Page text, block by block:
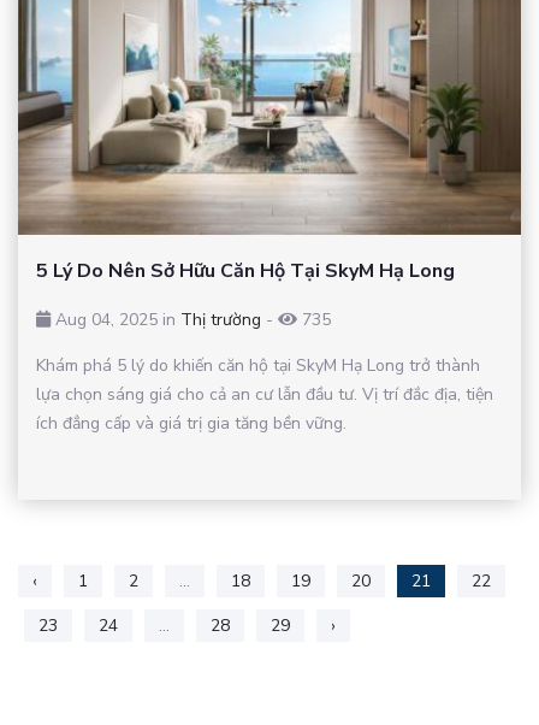
5 Lý Do Nên Sở Hữu Căn Hộ Tại SkyM Hạ Long
Aug 04, 2025 in Thị trường -
735
Khám phá 5 lý do khiến căn hộ tại SkyM Hạ Long trở thành
lựa chọn sáng giá cho cả an cư lẫn đầu tư. Vị trí đắc địa, tiện
ích đẳng cấp và giá trị gia tăng bền vững.
‹ 1 2 ... 18 19 20 21
22
23
24 ... 28 29 ›